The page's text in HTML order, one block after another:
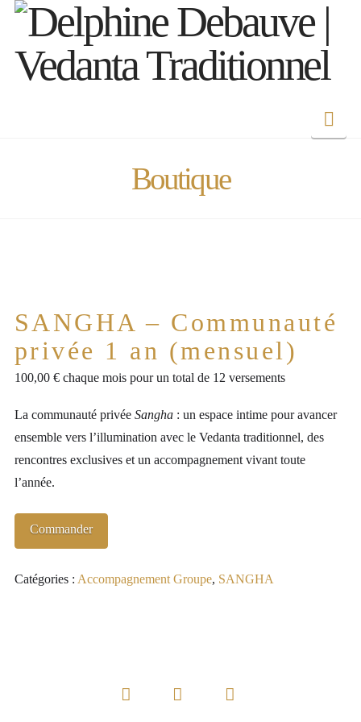
Boutique
SANGHA – Communauté
privée 1 an (mensuel)
100,00 €chaque mois pour un total de 12 versements
La communauté privée Sangha: un espace intime pour avancer
ensemble vers l’illumination avec le Vedanta traditionnel, des
rencontres exclusives et un accompagnement vivant toute
l’année.
quantité
de
Commander
Catégories : Accompagnement Groupe, SANGHA